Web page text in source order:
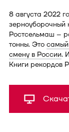
8 августа 2022
Ростсельмаш –
тонны. Это самый
смену в России.
Книги рекордов